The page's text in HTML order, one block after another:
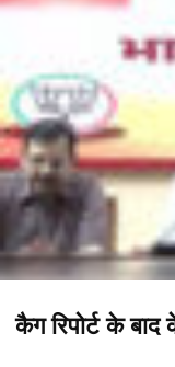
कैग रिपोर्ट के